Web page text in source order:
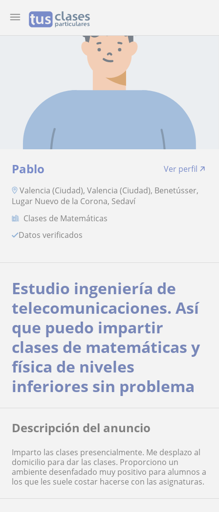
Pablo
Ver perfil
Valencia (Ciudad), Valencia (Ciudad), Benetússer,
Lugar Nuevo de la Corona, Sedaví
Clases de Matemáticas
Datos verificados
Estudio ingeniería de
telecomunicaciones. Así
que puedo impartir
clases de matemáticas y
física de niveles
inferiores sin problema
Descripción del anuncio
Imparto las clases presencialmente. Me desplazo al
domicilio para dar las clases. Proporciono un
ambiente desenfadado muy positivo para alumnos a
los que les suele costar hacerse con las asignaturas.